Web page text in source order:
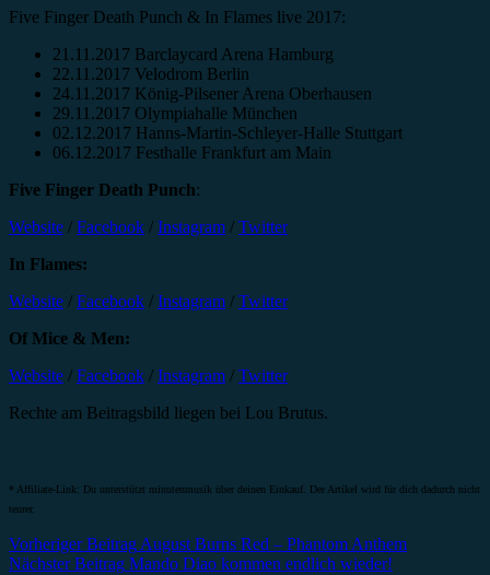
Five Finger Death Punch & In Flames live 2017:
21.11.2017 Barclaycard Arena Hamburg
22.11.2017 Velodrom Berlin
24.11.2017 König-Pilsener Arena Oberhausen
29.11.2017 Olympiahalle München
02.12.2017 Hanns-Martin-Schleyer-Halle Stuttgart
06.12.2017 Festhalle Frankfurt am Main
Five Finger Death Punch:
Website / Facebook / Instagram / Twitter
In Flames:
Website / Facebook / Instagram / Twitter
Of Mice & Men:
Website / Facebook / Instagram / Twitter
Rechte am Beitragsbild liegen bei Lou Brutus.
* Affiliate-Link: Du unterstützt minutenmusik über deinen Einkauf. Der Artikel wird für dich dadurch nicht
teurer.
Beitragsnavigation
Vorheriger Beitrag August Burns Red – Phantom Anthem
Nächster Beitrag Mando Diao kommen endlich wieder!